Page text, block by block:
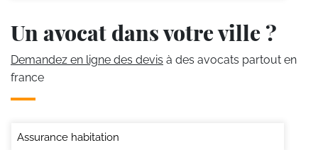
Un avocat dans votre ville ?
Demandez en ligne des devis à des avocats partout en
france
Assurance habitation